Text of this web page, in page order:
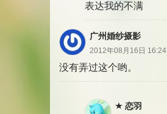
表达我的不满
广州婚纱摄影
2012年08月16日 16:24
没有弄过这个哟。
恋羽